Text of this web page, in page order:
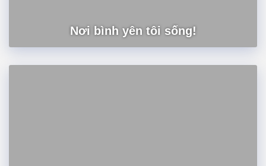
Nơi bình yên tôi sống!